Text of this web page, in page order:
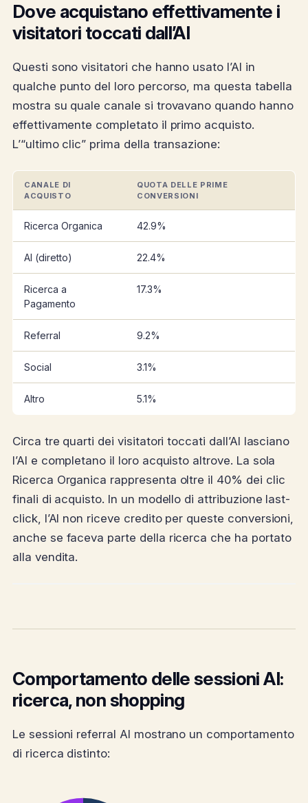
Dove acquistano effettivamente i
visitatori toccati dall’AI
Questi sono visitatori che hanno usato l’AI in
qualche punto del loro percorso, ma questa tabella
mostra su quale canale si trovavano quando hanno
effettivamente completato il primo acquisto.
L’“ultimo clic” prima della transazione:
CANALE DI
ACQUISTO
QUOTA DELLE PRIME
CONVERSIONI
Ricerca Organica 42.9%
AI (diretto) 22.4%
Ricerca a
Pagamento
17.3%
Referral 9.2%
Social 3.1%
Altro 5.1%
Circa tre quarti dei visitatori toccati dall’AI lasciano
l’AI e completano il loro acquisto altrove. La sola
Ricerca Organica rappresenta oltre il 40% dei clic
finali di acquisto. In un modello di attribuzione last-
click, l’AI non riceve credito per queste conversioni,
anche se faceva parte della ricerca che ha portato
alla vendita.
Comportamento delle sessioni AI:
ricerca, non shopping
Le sessioni referral AI mostrano un comportamento
di ricerca distinto: